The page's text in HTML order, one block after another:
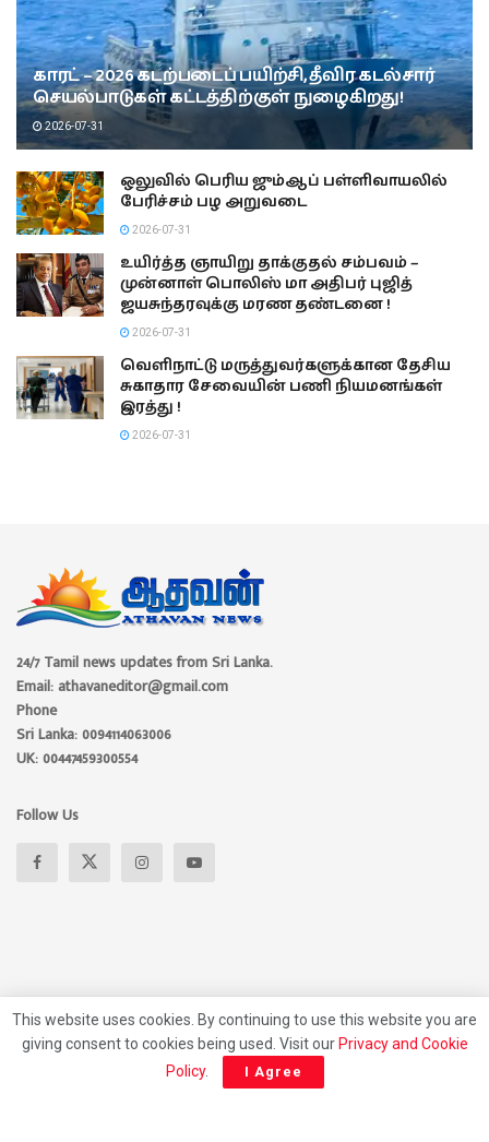
காரட் – 2026 கடற்படைப் பயிற்சி, தீவிர கடல்சார்
செயல்பாடுகள் கட்டத்திற்குள் நுழைகிறது!
2026-07-31
ஒலுவில் பெரிய ஜும்ஆப் பள்ளிவாயலில்
பேரிச்சம் பழ அறுவடை
2026-07-31
உயிர்த்த ஞாயிறு தாக்குதல் சம்பவம் –
முன்னாள் பொலிஸ் மா அதிபர் புஜித்
ஜயசுந்தரவுக்கு மரண தண்டனை !
2026-07-31
வெளிநாட்டு மருத்துவர்களுக்கான தேசிய
சுகாதார சேவையின் பணி நியமனங்கள்
இரத்து !
2026-07-31
24/7 Tamil news updates from Sri Lanka.
Email: athavaneditor@gmail.com
Phone
Sri Lanka: 0094114063006
UK: 00447459300554
Follow Us
About Privacy Policy Contact Us
This website uses cookies. By continuing to use this website you are
giving consent to cookies being used. Visit our Privacy and Cookie
Policy. I Agree